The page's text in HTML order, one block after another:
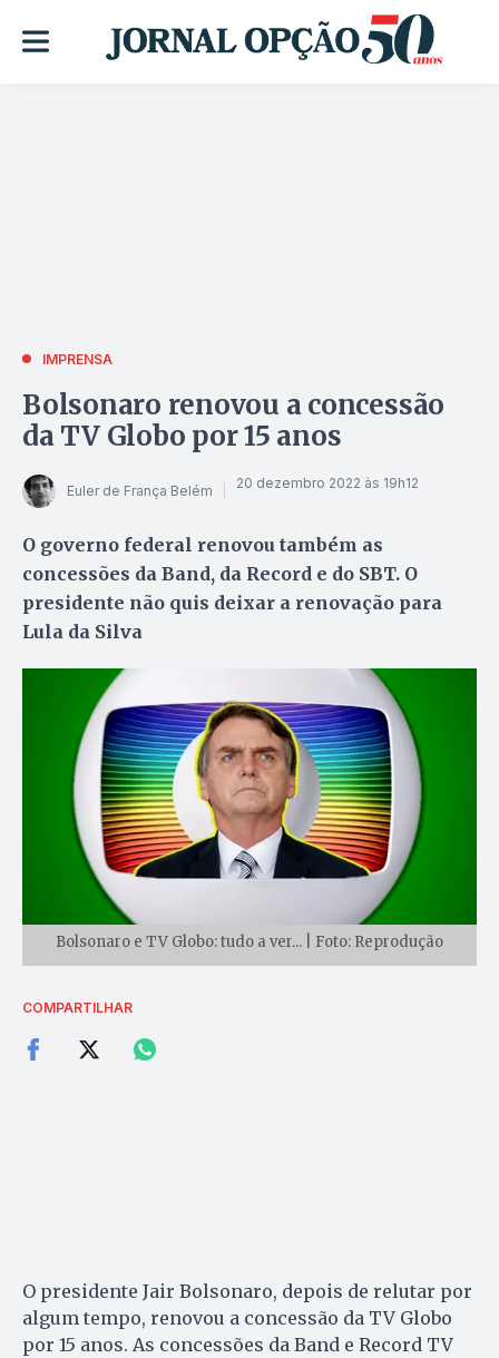
IMPRENSA
Bolsonaro renovou a concessão
da TV Globo por 15 anos
Euler de França Belém 20 dezembro 2022 às 19h12
O governo federal renovou também as
concessões da Band, da Record e do SBT. O
presidente não quis deixar a renovação para
Lula da Silva
Bolsonaro e TV Globo: tudo a ver... | Foto: Reprodução
COMPARTILHAR
O presidente Jair Bolsonaro, depois de relutar por
algum tempo, renovou a concessão da TV Globo
por 15 anos. As concessões da Band e Record TV